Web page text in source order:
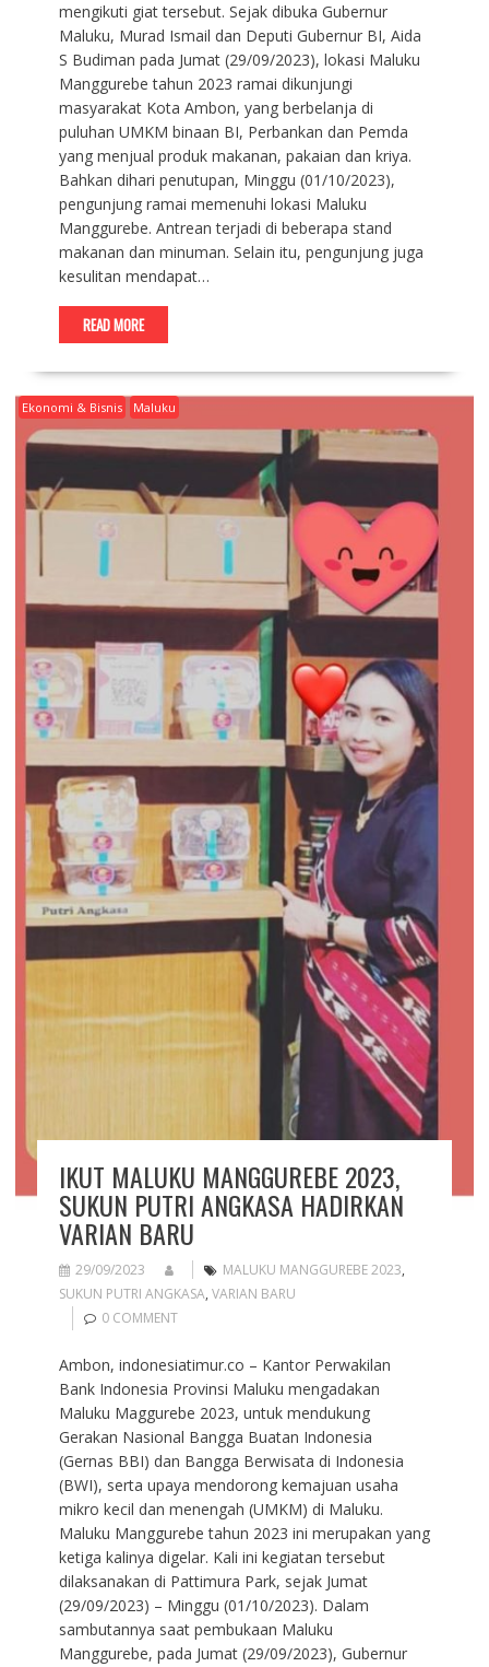
mengikuti giat tersebut. Sejak dibuka Gubernur
Maluku, Murad Ismail dan Deputi Gubernur BI, Aida
S Budiman pada Jumat (29/09/2023), lokasi Maluku
Manggurebe tahun 2023 ramai dikunjungi
masyarakat Kota Ambon, yang berbelanja di
puluhan UMKM binaan BI, Perbankan dan Pemda
yang menjual produk makanan, pakaian dan kriya.
Bahkan dihari penutupan, Minggu (01/10/2023),
pengunjung ramai memenuhi lokasi Maluku
Manggurebe. Antrean terjadi di beberapa stand
makanan dan minuman. Selain itu, pengunjung juga
kesulitan mendapat…
READ MORE
Ekonomi & Bisnis Maluku
IKUT MALUKU MANGGUREBE 2023,
SUKUN PUTRI ANGKASA HADIRKAN
VARIAN BARU
29/09/2023 MALUKU MANGGUREBE 2023,
SUKUN PUTRI ANGKASA, VARIAN BARU
0 COMMENT
Ambon, indonesiatimur.co – Kantor Perwakilan
Bank Indonesia Provinsi Maluku mengadakan
Maluku Maggurebe 2023, untuk mendukung
Gerakan Nasional Bangga Buatan Indonesia
(Gernas BBI) dan Bangga Berwisata di Indonesia
(BWI), serta upaya mendorong kemajuan usaha
mikro kecil dan menengah (UMKM) di Maluku.
Maluku Manggurebe tahun 2023 ini merupakan yang
ketiga kalinya digelar. Kali ini kegiatan tersebut
dilaksanakan di Pattimura Park, sejak Jumat
(29/09/2023) – Minggu (01/10/2023). Dalam
sambutannya saat pembukaan Maluku
Manggurebe, pada Jumat (29/09/2023), Gubernur